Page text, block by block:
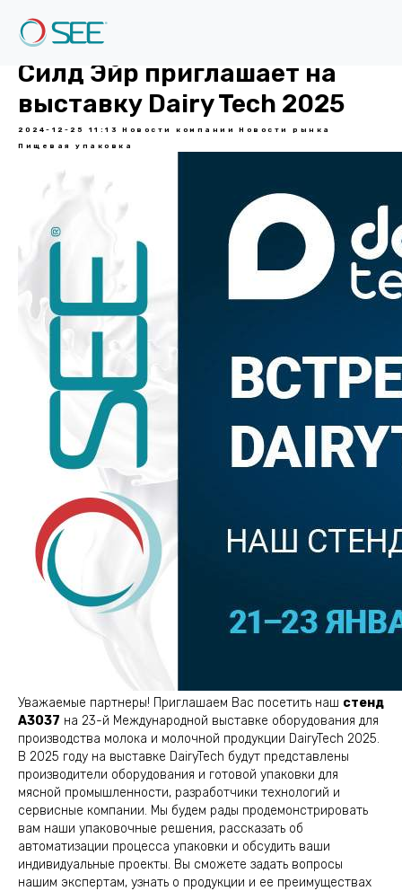
Cилд Эйр приглашает на
выставку Dairy Tech 2025
2024-12-25 11:13 Новости компании
Новости рынка
Пищевая упаковка
Уважаемые партнеры! Приглашаем Вас посетить наш стенд
A3037 на 23-й Международной выставке оборудования для
производства молока и молочной продукции DairyTech 2025.
В 2025 году на выставке DairyTech будут представлены
производители оборудования и готовой упаковки для
мясной промышленности, разработчики технологий и
сервисные компании. Мы будем рады продемонстрировать
вам наши упаковочные решения, рассказать об
автоматизации процесса упаковки и обсудить ваши
индивидуальные проекты. Вы сможете задать вопросы
нашим экспертам, узнать о продукции и ее преимуществах